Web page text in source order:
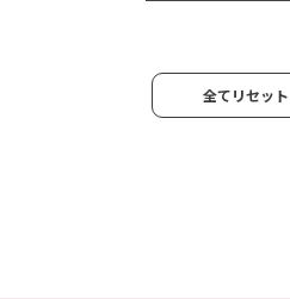
全てリセット